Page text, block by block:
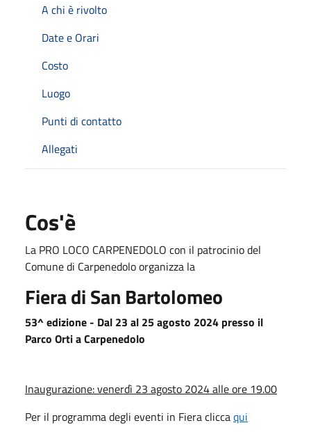
A chi è rivolto
Date e Orari
Costo
Luogo
Punti di contatto
Allegati
Cos'è
La PRO LOCO CARPENEDOLO con il patrocinio del
Comune di Carpenedolo organizza la
Fiera di San Bartolomeo
53^ edizione - Dal 23 al 25 agosto 2024 presso il
Parco Orti a Carpenedolo
Inaugurazione: venerdì 23 agosto 2024 alle ore 19.00
Per il programma degli eventi in Fiera cliccaqui